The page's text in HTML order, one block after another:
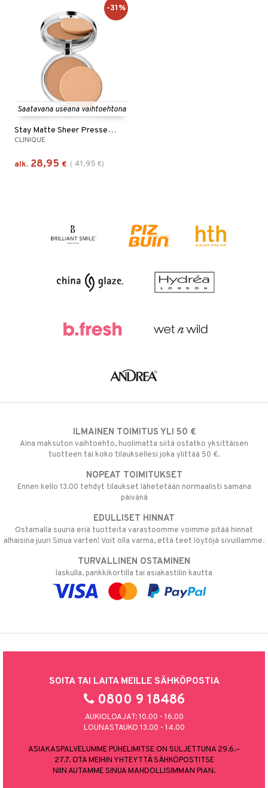
Saatavana useana vaihtoehtona
Stay Matte Sheer Pressed Powder
CLINIQUE
alk. 28,95 € ( 41,95 €)
-31%
ILMAINEN TOIMITUS YLI 50 €
Aina maksuton vaihtoehto, huolimatta siitä ostatko yksittäisen
tuotteen tai koko tilauksellesi joka ylittää 50 €.
NOPEAT TOIMITUKSET
Ennen kello 13.00 tehdyt tilaukset lähetetään normaalisti samana
päivänä
EDULLISET HINNAT
Ostamalla suuria eriä tuotteita varastoomme voimme pitää hinnat
alhaisina juuri Sinua varten! Voit olla varma, että teet löytöjä sivuillamme.
TURVALLINEN OSTAMINEN
laskulla, pankkikortilla tai asiakastilin kautta
SOITA TAI LAITA MEILLE SÄHKÖPOSTIA
0800 9 18486
AUKIOLOAJAT: 10.00 - 16.00
LOUNASTAUKO 13.00 - 14.00
ASIAKASPALVELUMME PUHELIMITSE ON SULJETTUNA 29.6.–
27.7. OTA MEIHIN YHTEYTTÄ SÄHKÖPOSTITSE
NIIN AUTAMME SINUA MAHDOLLISIMMAN PIAN.